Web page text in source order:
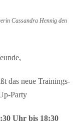
Cassandra Hennig den
das neue Trainings-
Party
Uhr bis 18:30